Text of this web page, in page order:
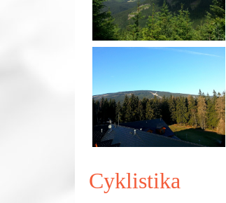
Cyklistika